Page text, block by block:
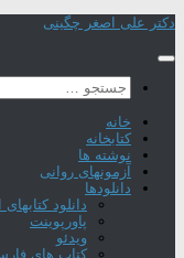
Skip
content
دکتر علی اصغر چگینی
جستجو
برای:
خانه
کتابخانه
نوشته ها
آزمونهای روانی
دانلودها
دانلود
پاورپوینت
ویدئو
کتاب های